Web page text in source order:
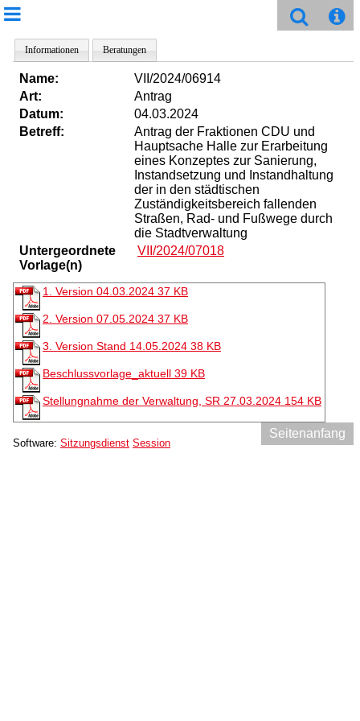
Informationen Beratungen
Name:
VII/2024/06914
Art:
Antrag
Datum:
04.03.2024
Betreff:
Antrag der Fraktionen CDU und
Hauptsache Halle zur Erarbeitung
eines Konzeptes zur Sanierung,
Instandsetzung und Instandhaltung
der in den städtischen
Zuständigkeitsbereich fallenden
Straßen, Rad- und Fußwege durch
die Stadtverwaltung
Untergeordnete
Vorlage(n)
VII/2024/07018
1. Version 04.03.2024 37 KB
2. Version 07.05.2024 37 KB
3. Version Stand 14.05.2024 38 KB
Beschlussvorlage_aktuell 39 KB
Stellungnahme der Verwaltung, SR 27.03.2024 154 KB
Seitenanfang
Software: Sitzungsdienst Session